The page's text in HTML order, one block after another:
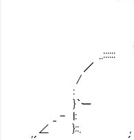
.... ‐- ﾐ
..::::::
／
/ ,
: ,㌢
}｀ー ,
_ - l: ,㌢
∠ }::. ,